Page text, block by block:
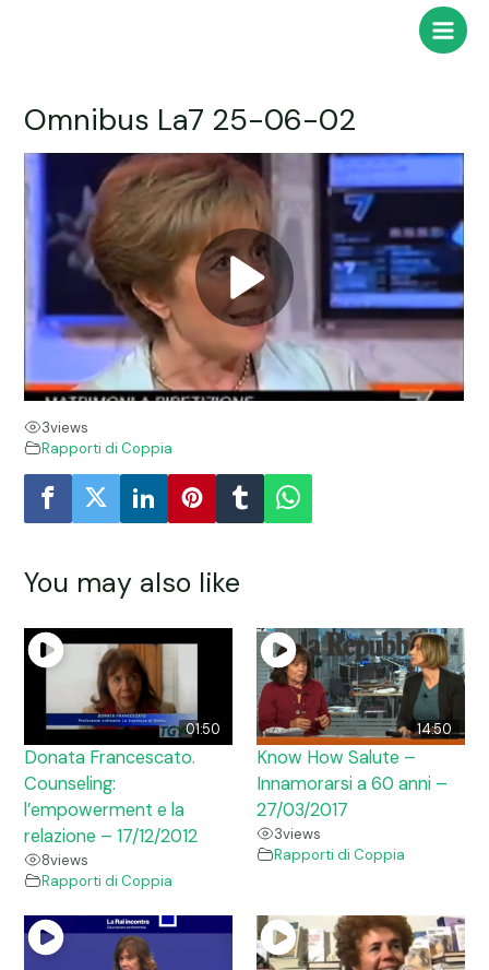
Main
Omnibus La7 25-06-02
3views
Rapporti di Coppia
You may also like
01:50
Donata Francescato.
Counseling:
l’empowerment e la
relazione – 17/12/2012
8views
Rapporti di Coppia
14:50
Know How Salute –
Innamorarsi a 60 anni –
27/03/2017
3views
Rapporti di Coppia